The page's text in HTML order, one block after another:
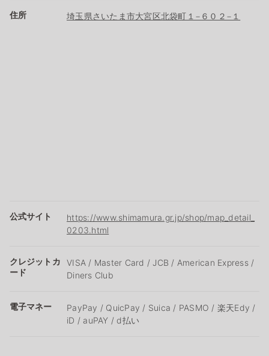
住所 埼玉県さいたま市大宮区北袋町１−６０２−１
公式サイト
https://www.shimamura.gr.jp/shop/map_detail_
0203.html
クレジットカ
ード
VISA / Master Card / JCB / American Express /
Diners Club
電子マネー
PayPay / QuicPay / Suica / PASMO / 楽天Edy /
iD / auPAY / d払い